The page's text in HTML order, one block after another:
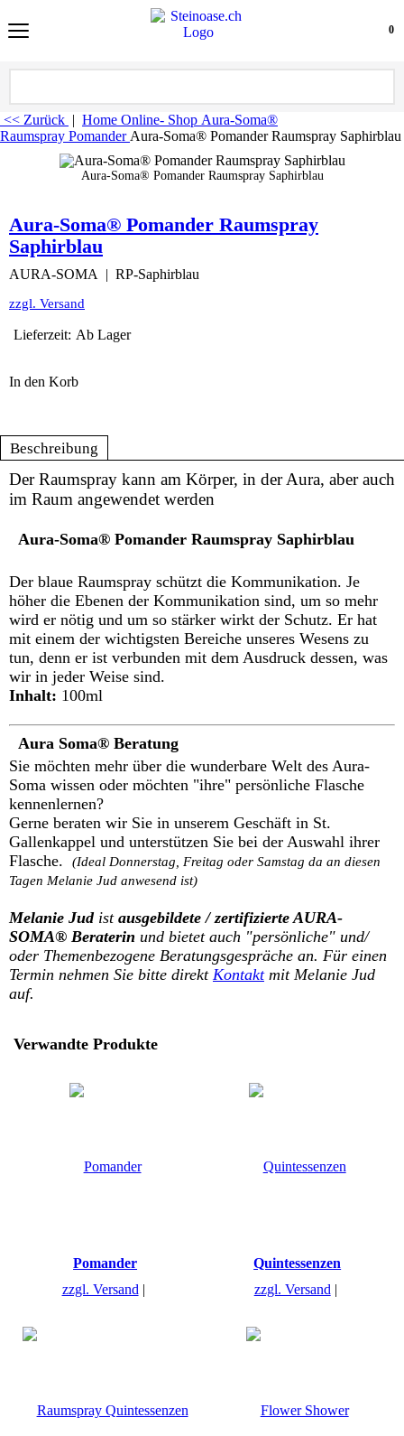
0
<< Zurück | Home Online- Shop Aura-Soma®
Raumspray Pomander Aura-Soma® Pomander Raumspray Saphirblau
Aura-Soma® Pomander Raumspray Saphirblau
Aura-Soma® Pomander Raumspray
Saphirblau
AURA-SOMA RP-Saphirblau
zzgl. Versand
Lieferzeit: Ab Lager
In den Korb
Beschreibung
Der Raumspray kann am Körper, in der Aura, aber auch
im Raum angewendet werden
Aura-Soma® Pomander Raumspray Saphirblau
Der blaue Raumspray schützt die Kommunikation. Je
höher die Ebenen der Kommunikation sind, um so mehr
wird er nötig und um so stärker wirkt der Schutz. Er hat
mit einem der wichtigsten Bereiche unseres Wesens zu
tun, denn er ist verbunden mit dem Ausdruck dessen, was
wir in jeder Weise sind.
Inhalt: 100ml
Aura Soma® Beratung
Sie möchten mehr über die wunderbare Welt des Aura-
Soma wissen oder möchten "ihre" persönliche Flasche
kennenlernen?
Gerne beraten wir Sie in unserem Geschäft in St.
Gallenkappel und unterstützen Sie bei der Auswahl ihrer
Flasche.
(Ideal Donnerstag, Freitag oder Samstag da an diesen
Tagen Melanie Jud anwesend ist)
Melanie Judist ausgebildete / zertifizierte AURA-
SOMA® Beraterin und bietet auch "persönliche" und/
oder Themenbezogene Beratungsgespräche an. Für einen
Termin nehmen Sie bitte direkt Kontaktmit Melanie Jud
auf.
Verwandte Produkte
Pomander
zzgl. Versand
Quintessenzen
zzgl. Versand